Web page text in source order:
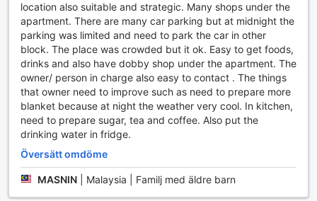
location also suitable and strategic. Many shops under the
apartment. There are many car parking but at midnight the
parking was limited and need to park the car in other
block. The place was crowded but it ok. Easy to get foods,
drinks and also have dobby shop under the apartment. The
owner/ person in charge also easy to contact . The things
that owner need to improve such as need to prepare more
blanket because at night the weather very cool. In kitchen,
need to prepare sugar, tea and coffee. Also put the
drinking water in fridge.
Översätt omdöme
MASNIN Malaysia | Familj med äldre barn